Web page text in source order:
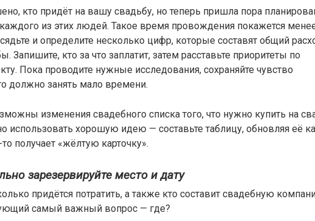
кто придёт на вашу свадьбу, но теперь пришла пора
из этих людей. Такое время провождения покажется
и определите несколько цифр, которые составят общий
Запишите, кто за что заплатит, затем расставьте приоритеты по
Пока проводите нужные исследования, сохраняйте чувство
должно занять мало времени.
изменения свадебного списка того, что нужно купить на
использовать хорошую идею — составьте таблицу, обновляя её
получает «жёлтую карточку».
зарезервируйте место и дату
придётся потратить, а также кто составит свадебную
самый важный вопрос — где?